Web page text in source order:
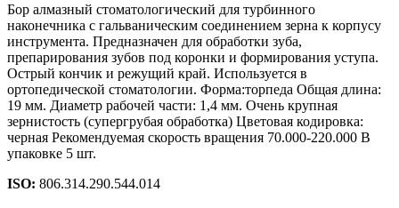
Бор алмазный стоматологический для турбинного
наконечника с гальваническим соединением зерна к корпусу
инструмента. Предназначен для обработки зуба,
препарирования зубов под коронки и формирования уступа.
Острый кончик и режущий край. Используется в
ортопедической стоматологии. Форма:торпеда Общая длина:
19 мм. Диаметр рабочей части: 1,4 мм. Очень крупная
зернистость (супергрубая обработка) Цветовая кодировка:
черная Рекомендуемая скорость вращения 70.000-220.000 В
упаковке 5 шт.
ISO: 806.314.290.544.014